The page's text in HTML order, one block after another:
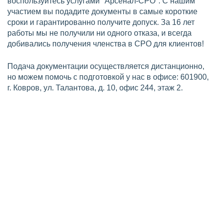
участием вы подадите документы в самые короткие
сроки и гарантированно получите допуск. За 16 лет
работы мы не получили ни одного отказа, и всегда
добивались получения членства в СРО для клиентов!
Подача документации осуществляется дистанционно,
но можем помочь с подготовкой у нас в офисе: 601900,
г. Ковров, ул. Талантова, д. 10, офис 244, этаж 2.